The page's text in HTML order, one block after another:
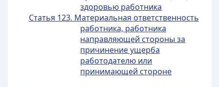
здоровью работника
Статья 123. Материальная ответственность
работника, работника
направляющей стороны за
причинение ущерба
работодателю или
принимающей стороне